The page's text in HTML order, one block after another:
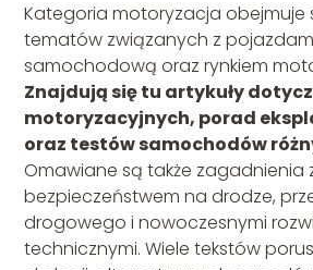
Kategoria motoryzacja obejmuje
tematów związanych z
samochodową oraz rynkiem
Znajdują się tu artykuły
motoryzacyjnych, porad
oraz testów samochodów
Omawiane są także zagadnienia
bezpieczeństwem na drodze,
drogowego i nowoczesnymi
technicznymi. Wiele tekstów